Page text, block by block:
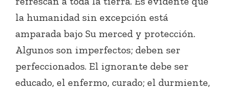
la humanidad sin excepción está
amparada bajo Su merced y protección.
Algunos son imperfectos; deben ser
perfeccionados. El ignorante debe ser
educado, el enfermo, curado; el durmiente,